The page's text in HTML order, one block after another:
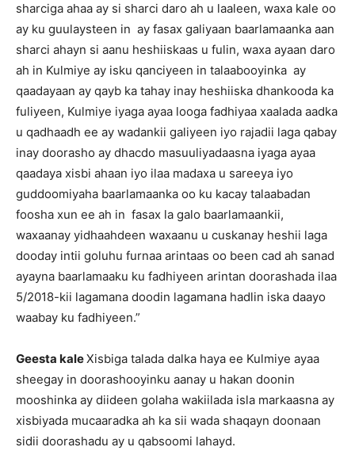
sharciga ahaa ay si sharci daro ah u laaleen, waxa kale oo
ay ku guulaysteen in ay fasax galiyaan baarlamaanka aan
sharci ahayn si aanu heshiiskaas u fulin, waxa ayaan daro
ah in Kulmiye ay isku qanciyeen in talaabooyinka ay
qaadayaan ay qayb ka tahay inay heshiiska dhankooda ka
fuliyeen, Kulmiye iyaga ayaa looga fadhiyaa xaalada aadka
u qadhaadh ee ay wadankii galiyeen iyo rajadii laga qabay
inay doorasho ay dhacdo masuuliyadaasna iyaga ayaa
qaadaya xisbi ahaan iyo ilaa madaxa u sareeya iyo
guddoomiyaha baarlamaanka oo ku kacay talaabadan
foosha xun ee ah in fasax la galo baarlamaankii,
waxaanay yidhaahdeen waxaanu u cuskanay heshii laga
dooday intii goluhu furnaa arintaas oo been cad ah sanad
ayayna baarlamaaku ku fadhiyeen arintan doorashada ilaa
5/2018-kii lagamana doodin lagamana hadlin iska daayo
waabay ku fadhiyeen.”
Geesta kaleXisbiga talada dalka haya ee Kulmiye ayaa
sheegay in doorashooyinku aanay u hakan doonin
mooshinka ay diideen golaha wakiilada isla markaasna ay
xisbiyada mucaaradka ah ka sii wada shaqayn doonaan
sidii doorashadu ay u qabsoomi lahayd.